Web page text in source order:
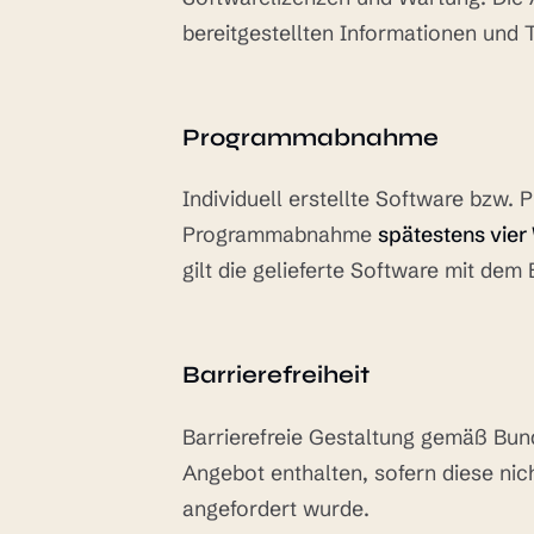
bereitgestellten Informationen und
Programmabnahme
Individuell erstellte Software bzw.
Programmabnahme spätestens vier
gilt die gelieferte Software mit dem
Barrierefreiheit
Barrierefreie Gestaltung gemäß
Angebot enthalten, sofern diese
angefordert wurde.